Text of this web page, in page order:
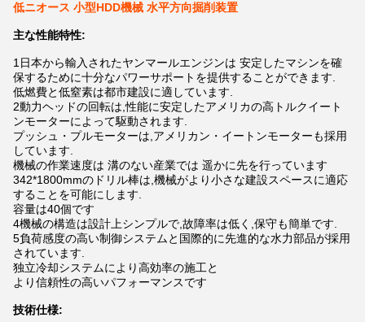
低ニオース 小型HDD機械 水平方向掘削装置
主な性能特性:
1日本から輸入されたヤンマールエンジンは 安定したマシンを確
保するために十分なパワーサポートを提供することができます.
低燃費と低窒素は都市建設に適しています.
2動力ヘッドの回転は,性能に安定したアメリカの高トルクイート
ンモーターによって駆動されます.
プッシュ・プルモーターは,アメリカン・イートンモーターも採用
しています.
機械の作業速度は 溝のない産業では 遥かに先を行っています
342*1800mmのドリル棒は,機械がより小さな建設スペースに適応
することを可能にします.
容量は40個です
4機械の構造は設計上シンプルで,故障率は低く,保守も簡単です.
5負荷感度の高い制御システムと国際的に先進的な水力部品が採用
されています.
独立冷却システムにより高効率の施工と
より信頼性の高いパフォーマンスです
技術仕様: